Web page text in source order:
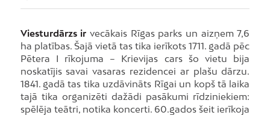
Viesturdārzs ir vecākais Rīgas parks un aizņem 7,6
ha platības. Šajā vietā tas tika ierīkots 1711. gadā pēc
Pētera I rīkojuma – Krievijas cars šo vietu bija
noskatījis savai vasaras rezidencei ar plašu dārzu.
1841. gadā tas tika uzdāvināts Rīgai un kopš tā laika
tajā tika organizēti dažādi pasākumi rīdziniekiem:
spēlēja teātri, notika koncerti. 60.gados šeit ierīkoja